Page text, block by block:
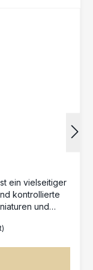
ein vielseitiger
kontrollierte
und
betonen,
Tabletop-